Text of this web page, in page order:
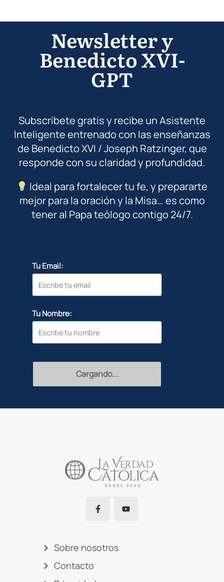
Newsletter y
Benedicto XVI-
GPT
Subscríbete gratis y recibe un Asistente
Inteligente entrenado con las enseñanzas
de Benedicto XVI / Joseph Ratzinger, que
responde con su claridad y profundidad.
Ideal para fortalecer tu fe, y prepararte
mejor para la oración y la Misa… es como
tener al Papa teólogo contigo 24/7.
Tu Email:
Tu Nombre:
Recibir
Sobre nosotros
Contacto